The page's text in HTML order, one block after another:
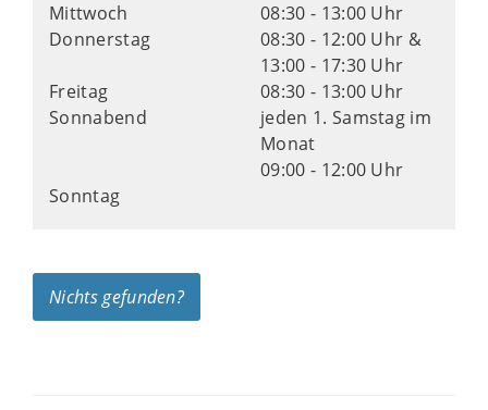
Mittwoch
08:30 - 13:00 Uhr
Donnerstag
08:30 - 12:00 Uhr &
13:00 - 17:30 Uhr
Freitag
08:30 - 13:00 Uhr
Sonnabend
jeden 1. Samstag im
Monat
09:00 - 12:00 Uhr
Sonntag
Nichts gefunden?